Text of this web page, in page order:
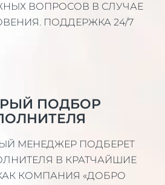
ВОПРОСОВ В СЛУЧАЕ
ПОДДЕРЖКА 24/7
ПОДБОР
МЕНЕДЖЕР ПОДБЕРЕТ
В КРАТЧАЙШИЕ
КОМПАНИЯ «ДОБРО